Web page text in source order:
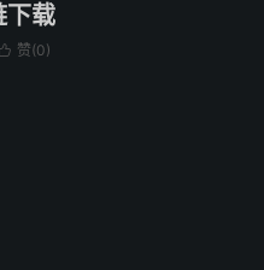
下载
赞(0)